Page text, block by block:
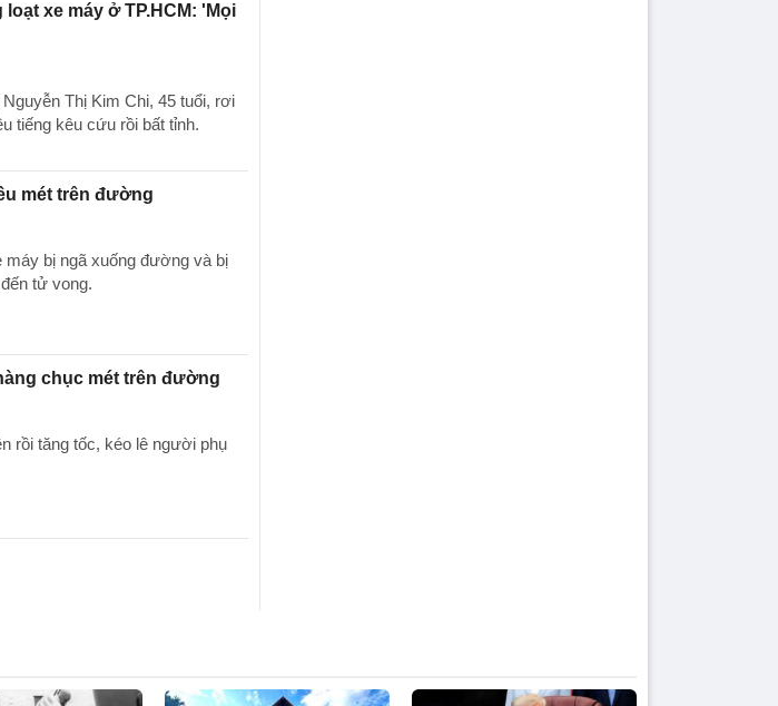
xe máy ở TP.HCM: 'Mọi
Thị Kim Chi, 45 tuổi, rơi
tiếng kêu cứu rồi bất tỉnh.
mét trên đường
máy bị ngã xuống đường và bị
tử vong.
chục mét trên đường
rồi tăng tốc, kéo lê người phụ